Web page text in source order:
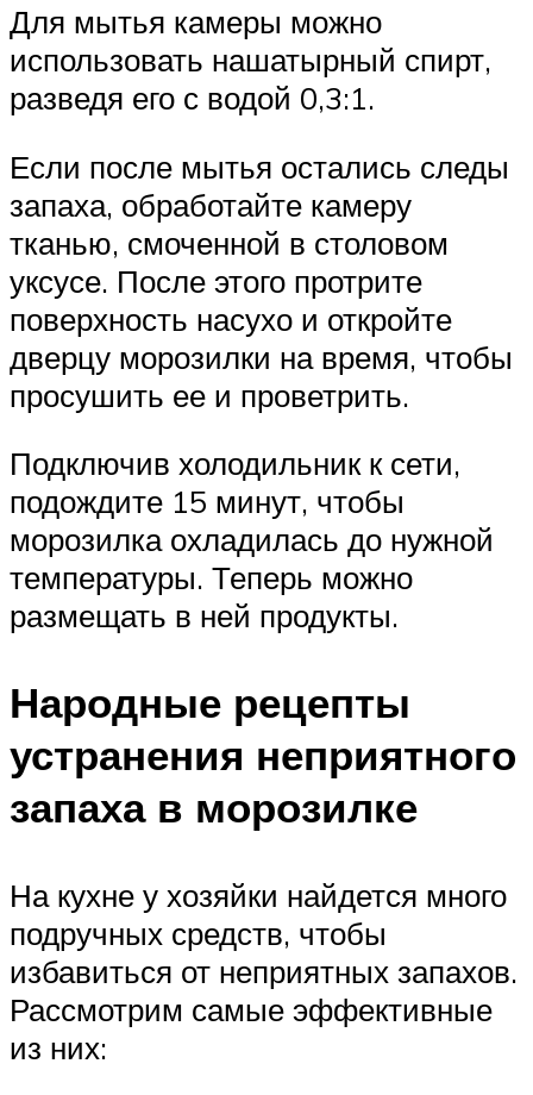
Для мытья камеры можно
использовать нашатырный спирт,
разведя его с водой 0,3:1.
Если после мытья остались следы
запаха, обработайте камеру
тканью, смоченной в столовом
уксусе. После этого протрите
поверхность насухо и откройте
дверцу морозилки на время, чтобы
просушить ее и проветрить.
Подключив холодильник к сети,
подождите 15 минут, чтобы
морозилка охладилась до нужной
температуры. Теперь можно
размещать в ней продукты.
Народные рецепты
устранения неприятного
запаха в морозилке
На кухне у хозяйки найдется много
подручных средств, чтобы
избавиться от неприятных запахов.
Рассмотрим самые эффективные
из них: